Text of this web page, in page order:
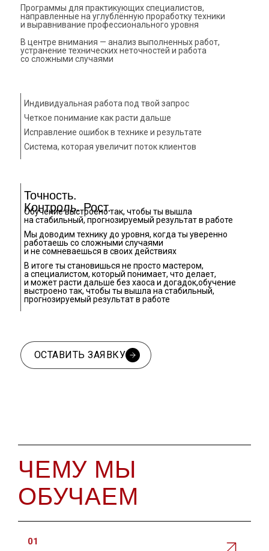
Программы для практикующих специалистов,
направленные на углублённую проработку техники
и выравнивание профессионального уровня
В центре внимания — анализ выполненных работ,
устранение технических неточностей и работа
со сложными случаями
Индивидуальная работа под твой запрос
Четкое понимание как расти дальше
Исправление ошибок в технике и результате
Система, которая увеличит поток клиентов
В итоге ты становишься не просто мастером,
а специалистом, который понимает, что делает,
и может расти дальше без хаоса и догадок,обучение
выстроено так, чтобы ты вышла на стабильный,
прогнозируемый результат в работе
Мы доводим технику до уровня, когда ты уверенно
работаешь со сложными случаями
и не сомневаешься в своих действиях
Обучение выстроено так, чтобы ты вышла
на стабильный, прогнозируемый результат в работе
Точность.
Контроль. Рост.
ОСТАВИТЬ ЗАЯВКУ
ЧЕМУ МЫ
ОБУЧАЕМ
01